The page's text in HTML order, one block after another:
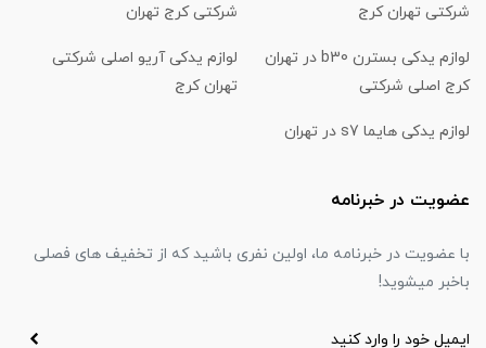
شرکتی تهران کرج
شرکتی کرج تهران
لوازم یدکی بسترن b30 در تهران
کرج اصلی شرکتی
لوازم یدکی آریو اصلی شرکتی
تهران کرج
لوازم یدکی هایما s7 در تهران
عضویت در خبرنامه
با عضویت در خبرنامه ما، اولین نفری باشید که از تخفیف های فصلی
باخبر میشوید!